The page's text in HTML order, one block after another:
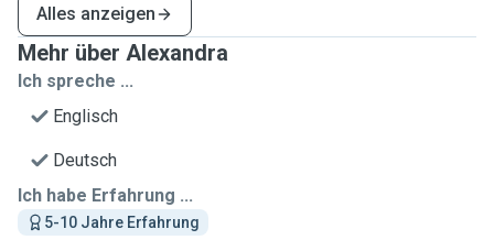
Alles anzeigen
Mehr über Alexandra
Ich spreche ...
Englisch
Deutsch
Ich habe Erfahrung ...
5-10 Jahre Erfahrung